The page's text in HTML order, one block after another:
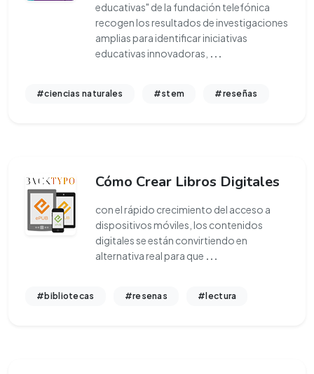
educativas" de la fundación telefónica
recogen los resultados de investigaciones
amplias para identificar iniciativas
educativas innovadoras, ...
#ciencias naturales #stem #reseñas
Cómo Crear Libros Digitales
con el rápido crecimiento del acceso a
dispositivos móviles, los contenidos
digitales se están convirtiendo en
alternativa real para que ...
#bibliotecas #resenas #lectura